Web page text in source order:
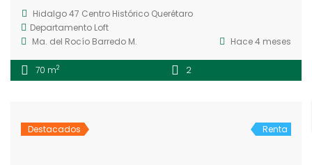
Hidalgo 47 Centro Histórico Querétaro
Departamento Loft
Ma. del Rocío Barredo M.
Hace 4 meses
70 m2 2
Destacados Renta